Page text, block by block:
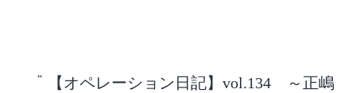
【オペレーション日記】vol.134 ～正嶋